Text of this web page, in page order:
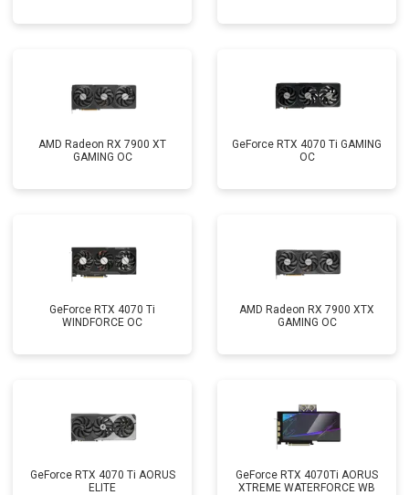
AMD Radeon RX 7900 XT
GAMING OC
GeForce RTX 4070 Ti GAMING
OC
GeForce RTX 4070 Ti
WINDFORCE OC
AMD Radeon RX 7900 XTX
GAMING OC
GeForce RTX 4070 Ti AORUS
ELITE
GeForce RTX 4070Ti AORUS
XTREME WATERFORCE WB